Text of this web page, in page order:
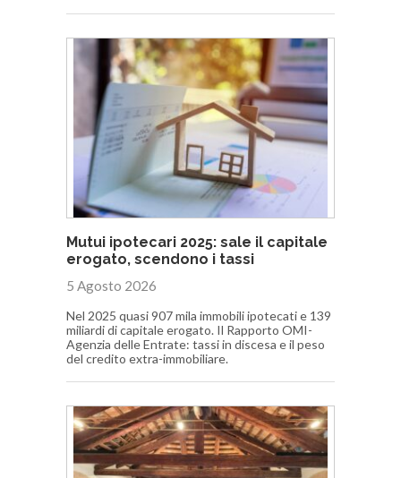
Mutui ipotecari 2025: sale il capitale
erogato, scendono i tassi
5 Agosto 2026
Nel 2025 quasi 907 mila immobili ipotecati e 139
miliardi di capitale erogato. Il Rapporto OMI-
Agenzia delle Entrate: tassi in discesa e il peso
del credito extra-immobiliare.